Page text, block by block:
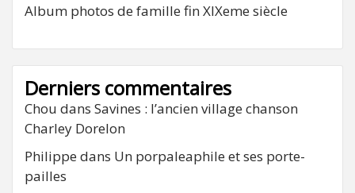
Album photos de famille fin XIXeme siècle
Derniers commentaires
Chou dans Savines : l’ancien village chanson
Charley Dorelon
Philippe dans Un porpaleaphile et ses porte-
pailles